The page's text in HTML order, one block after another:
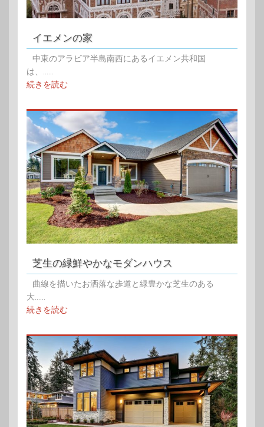
イエメンの家
中東のアラビア半島南西にあるイエメン共和国
は、......
続きを読む
芝生の緑鮮やかなモダンハウス
曲線を描いたお洒落な歩道と緑豊かな芝生のある
大......
続きを読む